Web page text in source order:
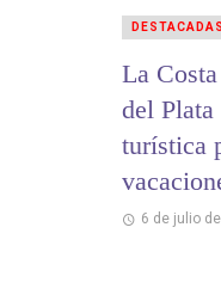
La
del Plata
turística
6 de julio
DESTACADAS